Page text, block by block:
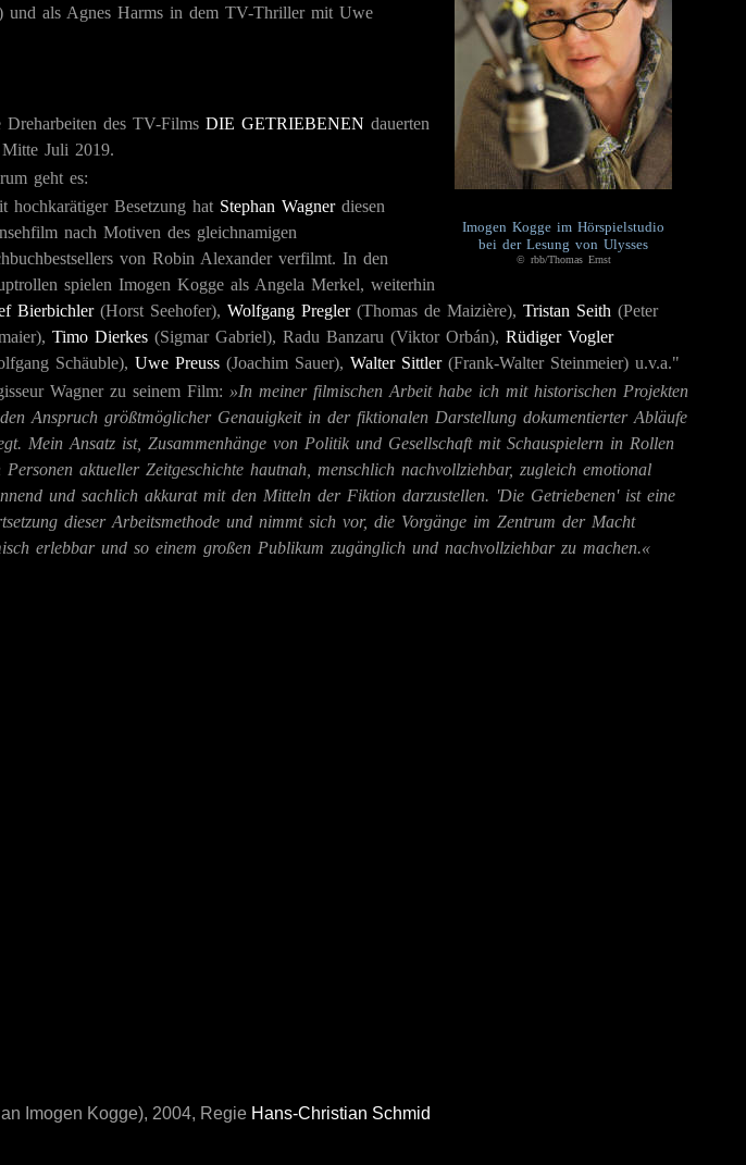
Imogen Kogge im Hörspielstudio
bei der Lesung von Ulysses
© rbb/Thomas Ernst
und als Agnes Harms in dem TV-Thriller mit Uwe
Dreharbeiten des TV-Films DIE GETRIEBENEN dauerten
Juli 2019.
geht es:
hochkarätiger Besetzung hat Stephan Wagnerdiesen
nach Motiven des gleichnamigen
von Robin Alexander verfilmt. In den
spielen Imogen Kogge als Angela Merkel, weiterhin
Bierbichler(Horst Seehofer), Wolfgang Pregler(Thomas de Maizière), Tristan Seith (Peter
Timo Dierkes (Sigmar Gabriel), Radu Banzaru (Viktor Orbán), Rüdiger Vogler
Schäuble), Uwe Preuss (Joachim Sauer), Walter Sittler(Frank-Walter Steinmeier) u.v.a."
Wagner zu seinem Film: »In meiner filmischen Arbeit habe ich mit historischen Projekten
Anspruch größtmöglicher Genauigkeit in der fiktionalen Darstellung dokumentierter Abläufe
Mein Ansatz ist, Zusammenhänge von Politik und Gesellschaft mit Schauspielern in Rollen
Personen aktueller Zeitgeschichte hautnah, menschlich nachvollziehbar, zugleich emotional
und sachlich akkurat mit den Mitteln der Fiktion darzustellen. 'Die Getriebenen' ist eine
dieser Arbeitsmethode und nimmt sich vor, die Vorgänge im Zentrum der Macht
erlebbar und so einem großen Publikum zugänglich und nachvollziehbar zu machen.«
Imogen Kogge), 2004, Regie Hans-Christian Schmid